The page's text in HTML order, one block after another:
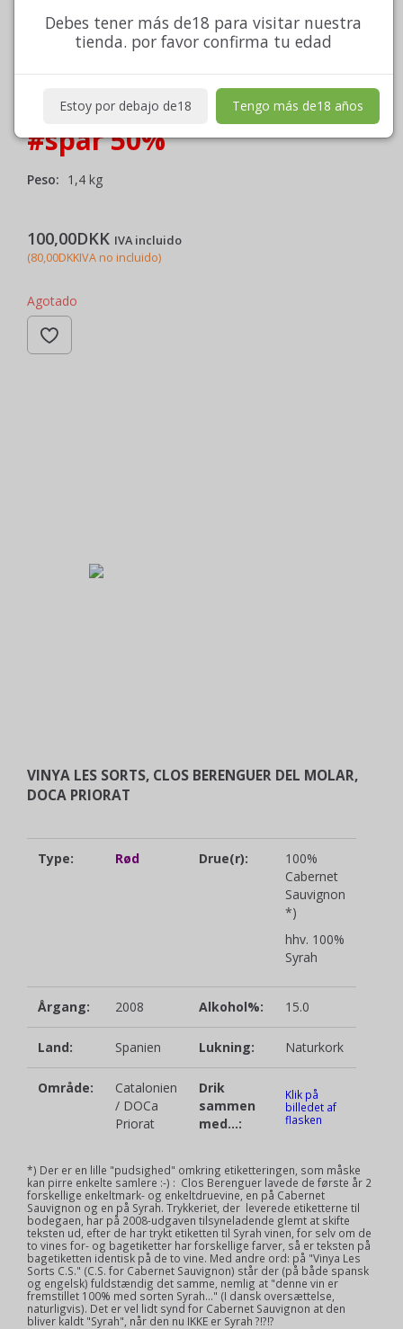
Region:
DOCa
til:…
flasken
#spar 50%
Peso: 1,4 kg
100,00DKK IVA incluido
(80,00DKKIVA no incluido)
Agotado
VINYA LES SORTS, CLOS BERENGUER DEL MOLAR,
DOCA PRIORAT
Type: Rød Drue(r):
100%
Cabernet
Sauvignon
*)
hhv. 100%
Syrah
Årgang: 2008 Alkohol%: 15.0
Land: Spanien Lukning: Naturkork
Område:
Catalonien
/ DOCa
Priorat
Drik
sammen
med...:
Klik på
billedet af
flasken
*) Der er en lille "pudsighed" omkring etiketteringen, som måske
kan pirre enkelte samlere :-) : Clos Berenguer lavede de første år 2
forskellige enkeltmark- og enkeltdruevine, en på Cabernet
Sauvignon og en på Syrah. Trykkeriet, der leverede etiketterne til
bodegaen, har på 2008-udgaven tilsyneladende glemt at skifte
teksten ud, efter de har trykt etiketten til Syrah vinen, for selv om de
to vines for- og bagetiketter har forskellige farver, så er teksten på
bagetiketten identisk på de to vine. Med andre ord: på "Vinya Les
Sorts C.S." (C.S. for Cabernet Sauvignon) står der (på både spansk
og engelsk) fuldstændig det samme, nemlig at "denne vin er
fremstillet 100% med sorten Syrah..." (I dansk oversættelse,
naturligvis). Det er vel lidt synd for Cabernet Sauvignon at den
bliver kaldt "Syrah", når den nu IKKE er Syrah ?!?!?
Debes tener más de18 para visitar nuestra
tienda. por favor confirma tu edad
Estoy por debajo de18 Tengo más de18 años